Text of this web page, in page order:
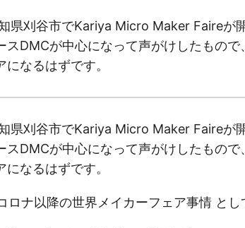
県刈谷市でKariya Micro Maker Faireが
スDMCが中心になって声がけしたもの
なるはずです。
県刈谷市でKariya Micro Maker Faireが
スDMCが中心になって声がけしたもの
なるはずです。
ナ以降の世界メイカーフェア事情 とし